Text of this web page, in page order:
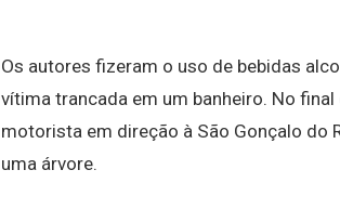
Os autores fizeram o uso de bebidas
vítima trancada em um banheiro. No
motorista em direção à São Gonçalo do
uma árvore.